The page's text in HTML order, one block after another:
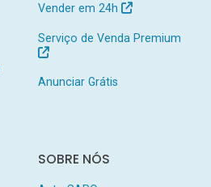
Vender em 24h
Serviço de Venda Premium
Anunciar Grátis
SOBRE NÓS